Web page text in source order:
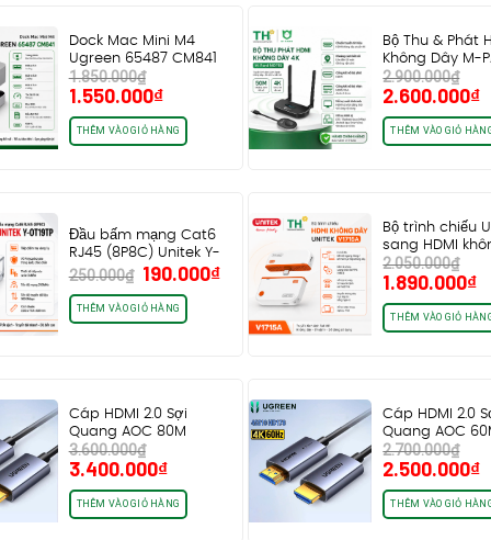
Dock Mac Mini M4
Ugreen 65487 CM841
tích hợp khe…
1.850.000₫
Giá
gốc
là:
1.850.000₫.
1.550.000₫Giá
hiện
tại
là:
THÊM VÀO GIỎ HÀNG
Bộ Thu & Phát
Không Dây M-
MD119, Tần…
2.900.000₫
Giá
gốc
là:
2.900.000₫.
2.600.000₫
THÊM VÀO GIỎ
Đầu bấm mạng Cat6
RJ45 (8P8C) Unitek Y-
OT19TP
250.000₫ Giá
gốc
là:
250.000₫.
190.000₫Giá
THÊM VÀO GIỎ HÀNG
Bộ trình chiếu
sang HDMI
UNITEK V1715A…
2.050.000₫
Giá
gốc
là:
2.050.000₫.
1.890.000₫
THÊM VÀO GIỎ
Cáp HDMI 2.0 Sợi
Quang AOC 80M
Ugreen 45511 HD178…
3.600.000₫
Giá
gốc
là:
3.600.000₫.
3.400.000₫Giá
hiện
tại
là:
THÊM VÀO GIỎ HÀNG
Cáp HDMI 2.0
Quang AOC
Ugreen 45510
2.700.000₫
Giá
gốc
là:
2.700.000₫.
2.500.000₫
THÊM VÀO GIỎ